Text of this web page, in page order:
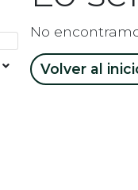
No
Volver al